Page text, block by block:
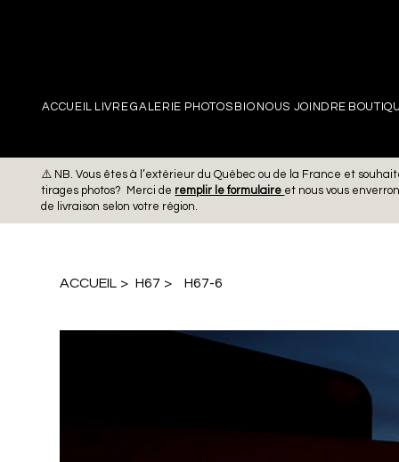
PIERRE
ACCUEIL LIVREGALERIE PHOTOS BIO NOUS JOINDRE
⚠️ NB. Vous êtes à l’extérieur du Québec ou de la France et
tirages photos? Merci de remplir le formulaire et nous vous
de livraison selon votre région.
ACCUEIL > H67 > H67-6